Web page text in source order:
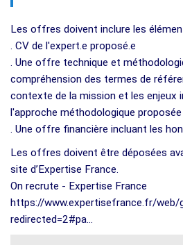
Les offres doivent inclure les
. CV de l'expert.e proposé.e
. Une offre technique et
compréhension des termes de
contexte de la mission et les enjeux
l'approche méthodologique proposée
. Une offre financière incluant les
Les offres doivent être déposées
site d’Expertise France.
On recrute - Expertise France
https://www.expertisefrance.fr/
redirected=2#pa...